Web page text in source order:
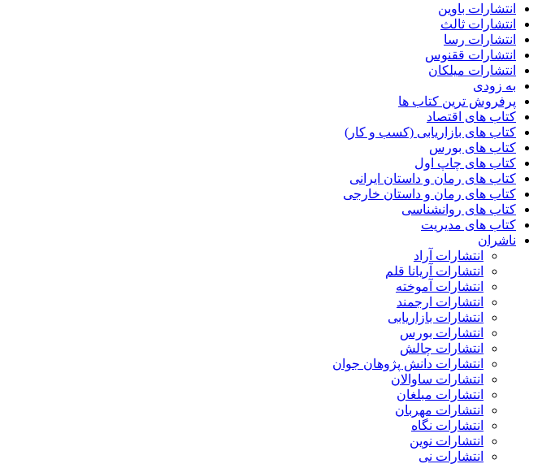
انتشارات باوین
انتشارات ثالث
انتشارات رسا
انتشارات ققنوس
انتشارات میلکان
به زودی
پرفروش ترین کتاب ها
کتاب های اقتصاد
کتاب های بازاریابی (کسب و کار)
کتاب های بورس
کتاب های چاپ اول
کتاب های رمان و داستان ایرانی
کتاب های رمان و داستان خارجی
کتاب های روانشناسی
کتاب های مدیریت
ناشران
انتشارات آراد
انتشارات آریانا قلم
انتشارات آموخته
انتشارات ارجمند
انتشارات بازاریابی
انتشارات بورس
انتشارات چالش
انتشارات دانش پژوهان جوان
انتشارات ساوالان
انتشارات مبلغان
انتشارات مهربان
انتشارات نگاه
انتشارات نوین
انتشارات نی